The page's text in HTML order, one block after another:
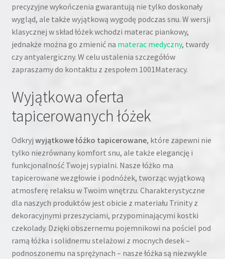
precyzyjne wykończenia gwarantują nie tylko doskonały
wygląd, ale także wyjątkową wygodę podczas snu. W wersji
klasycznej w skład łóżek wchodzi materac piankowy,
jednakże można go zmienić na materac medyczny, twardy
czy antyalergiczny. W celu ustalenia szczegółów
zapraszamy do kontaktu z zespołem 1001Materacy.
Wyjątkowa oferta
tapicerowanych łóżek
Odkryj wyjątkowe łóżko tapicerowane, które zapewni nie
tylko niezrównany komfort snu, ale także elegancję i
funkcjonalność Twojej sypialni. Nasze łóżko ma
tapicerowane wezgłowie i podnóżek, tworząc wyjątkową
atmosferę relaksu w Twoim wnętrzu. Charakterystyczne
dla naszych produktów jest obicie z materiału Trinity z
dekoracyjnymi przeszyciami, przypominającymi kostki
czekolady. Dzięki obszernemu pojemnikowi na pościel pod
ramą łóżka i solidnemu stelażowi z mocnych desek –
podnoszonemu na sprężynach – nasze łóżka są niezwykle